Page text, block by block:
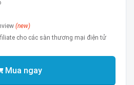
cực đẹp
(new)
cho các sàn thương mại điện tử
Mua ngay